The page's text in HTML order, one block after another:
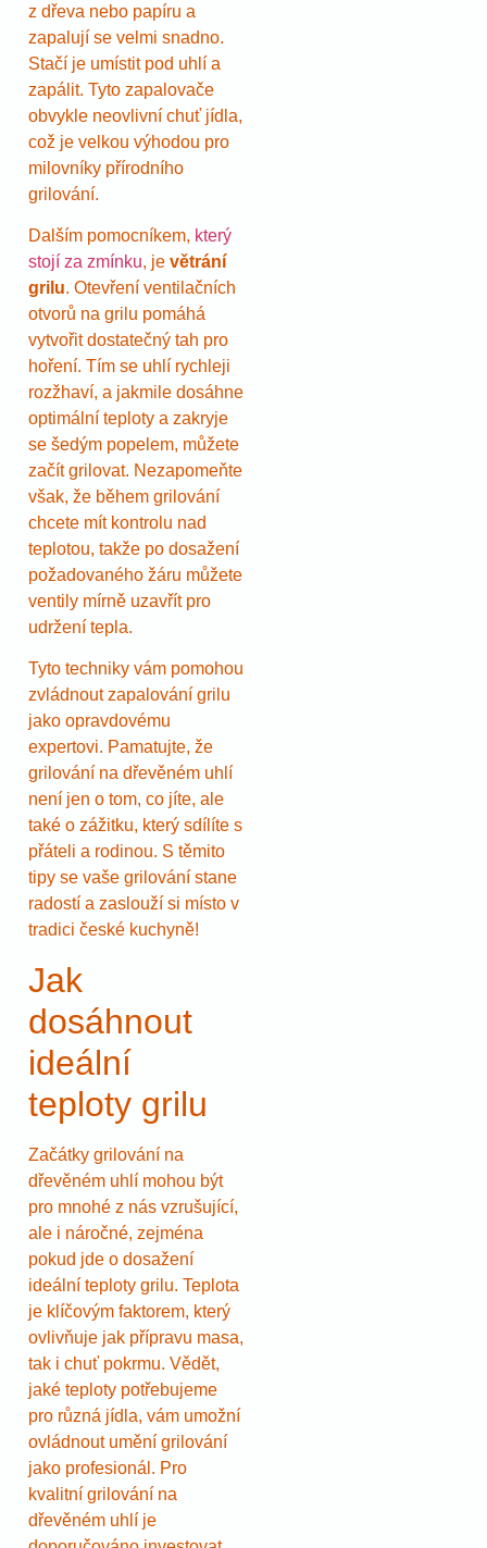
z dřeva nebo papíru a
zapalují se velmi snadno.
Stačí je umístit pod uhlí a
zapálit. Tyto zapalovače
obvykle neovlivní chuť jídla,
což je velkou výhodou pro
milovníky přírodního
grilování.
Dalším pomocníkem, který
stojí za zmínku, je větrání
grilu. Otevření ventilačních
otvorů na grilu pomáhá
vytvořit dostatečný tah pro
hoření. Tím se uhlí rychleji
rozžhaví, a jakmile dosáhne
optimální teploty a zakryje
se šedým popelem, můžete
začít grilovat. Nezapomeňte
však, že během grilování
chcete mít kontrolu nad
teplotou, takže po dosažení
požadovaného žáru můžete
ventily mírně uzavřít pro
udržení tepla.
Tyto techniky vám pomohou
zvládnout zapalování grilu
jako opravdovému
expertovi. Pamatujte, že
grilování na dřevěném uhlí
není jen o tom, co jíte, ale
také o zážitku, který sdílíte s
přáteli a rodinou. S těmito
tipy se vaše grilování stane
radostí a zaslouží si místo v
tradici české kuchyně!
Jak
dosáhnout
ideální
teploty grilu
Začátky grilování na
dřevěném uhlí mohou být
pro mnohé z nás vzrušující,
ale i náročné, zejména
pokud jde o dosažení
ideální teploty grilu. Teplota
je klíčovým faktorem, který
ovlivňuje jak přípravu masa,
tak i chuť pokrmu. Vědět,
jaké teploty potřebujeme
pro různá jídla, vám umožní
ovládnout umění grilování
jako profesionál. Pro
kvalitní grilování na
dřevěném uhlí je